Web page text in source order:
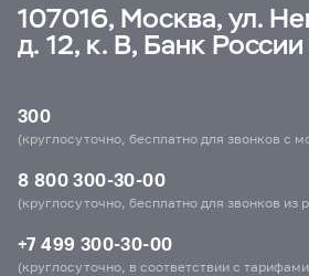
107016, Москва, ул.
д. 12, к. В, Банк России
300
(круглосуточно, бесплатно для звонков с
8 800 300-30-00
(круглосуточно, бесплатно для звонков из
+7 499 300-30-00
(круглосуточно, в соответствии с